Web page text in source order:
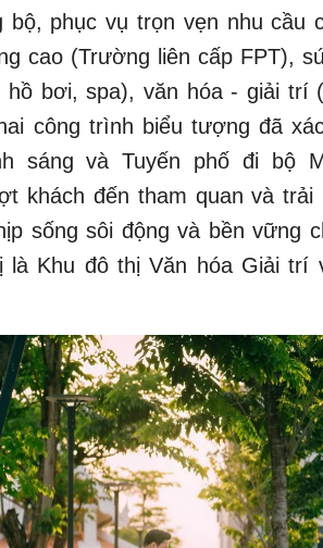
phục vụ trọn vẹn nhu cầu
cao (Trường liên cấp FPT),
bơi, spa), văn hóa - giải trí
công trình biểu tượng đã
sáng và Tuyến phố đi bộ
khách đến tham quan và trải
sống sôi động và bền vững
là Khu đô thị Văn hóa Giải trí